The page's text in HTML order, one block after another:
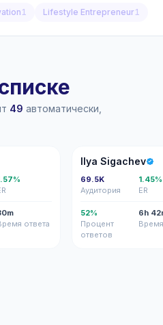
1 Lifestyle Entrepreneur 1
49 автоматически,
ответа
IS
Ilya Sigachev
69.5K
Аудитория
1.45%
ER
52%
Процент
ответов
6h